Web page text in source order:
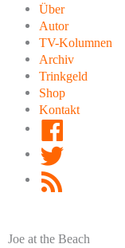
Über
Autor
TV-Kolumnen
Archiv
Trinkgeld
Shop
Kontakt
Joe at the Beach